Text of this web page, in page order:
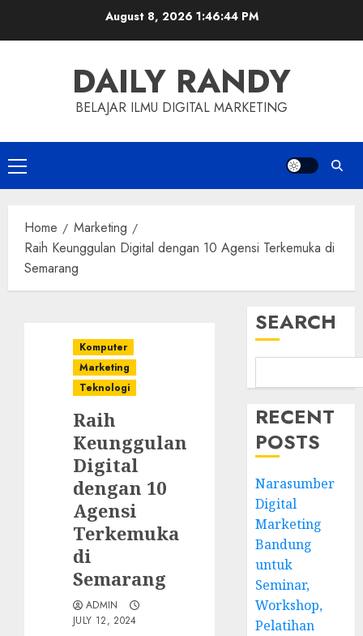
August 8, 2026 1:46:45 PM
DAILY RANDY
BELAJAR ILMU DIGITAL MARKETING
Primary
Menu
Home
Marketing
Raih Keunggulan Digital dengan 10 Agensi Terkemuka di
Semarang
Komputer
Marketing
Teknologi
Raih
Keunggulan
Digital
dengan 10
Agensi
Terkemuka
di
Semarang
ADMIN
JULY 12, 2024
SEARCH
RECENT
POSTS
Narasumber
Digital
Marketing
Bandung
untuk
Seminar,
Workshop,
Pelatihan